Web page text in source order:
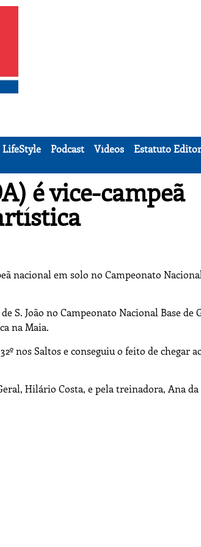
LifeStyle Podcast Vídeos Estatuto
é vice-campeã
nacional em solo no Campeonato
S. João no Campeonato Nacional Base de
na Maia.
nos Saltos e conseguiu o feito de chegar
Hilário Costa, e pela treinadora, Ana da